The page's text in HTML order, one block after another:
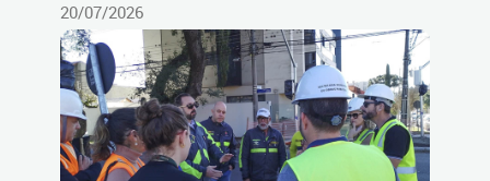
20/07/2026